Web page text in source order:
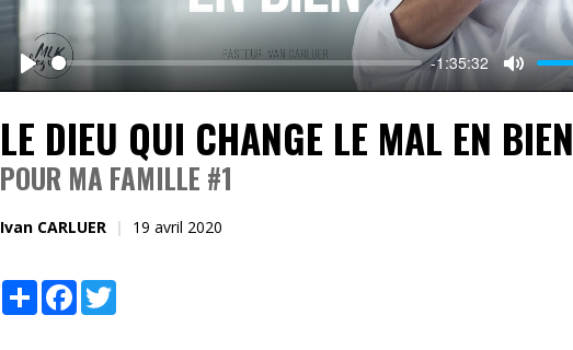
Play
-1:35:32
Mute
LE DIEU QUI CHANGE LE MAL EN BIEN
POUR MA FAMILLE #1
Ivan CARLUER 19 avril 2020
ShareFacebook